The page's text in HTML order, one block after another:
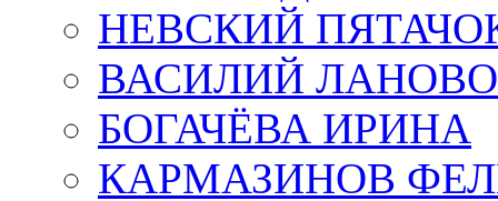
НЕВСКИЙ
ВАСИЛИЙ
БОГАЧЁВА ИРИНА
КАРМАЗИНОВ